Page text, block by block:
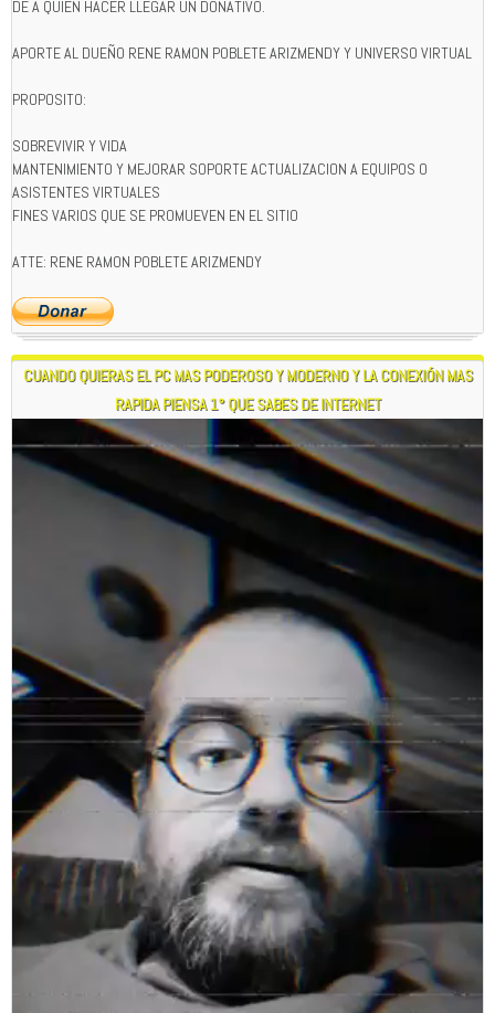
DE A QUIEN HACER LLEGAR UN DONATIVO.
APORTE AL DUEÑO RENE RAMON POBLETE ARIZMENDY Y UNIVERSO VIRTUAL
PROPOSITO:
SOBREVIVIR Y VIDA
MANTENIMIENTO Y MEJORAR SOPORTE ACTUALIZACION A EQUIPOS O
ASISTENTES VIRTUALES
FINES VARIOS QUE SE PROMUEVEN EN EL SITIO
ATTE: RENE RAMON POBLETE ARIZMENDY
CUANDO QUIERAS EL PC MAS PODEROSO Y MODERNO Y LA CONEXIÓN MAS
RAPIDA PIENSA 1° QUE SABES DE INTERNET
Reproductor
de